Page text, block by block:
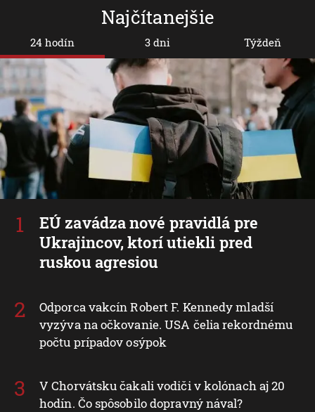
Najčítanejšie
24 hodín
EÚ zavádza nové pravidlá pre
Ukrajincov, ktorí utiekli pred
ruskou agresiou
Odporca vakcín Robert F. Kennedy mladší
vyzýva na očkovanie. USA čelia rekordnému
počtu prípadov osýpok
V Chorvátsku čakali vodiči v kolónach aj 20
hodín. Čo spôsobilo dopravný nával?
3 dni Týždeň